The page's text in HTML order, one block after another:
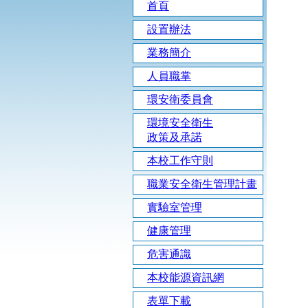
首頁
設置辦法
業務簡介
人員職掌
環安衛委員會
環境安全衛生
政策及承諾
本校工作守則
職業安全衛生管理計畫
實驗室管理
健康管理
危害通識
本校能源資訊網
表單下載